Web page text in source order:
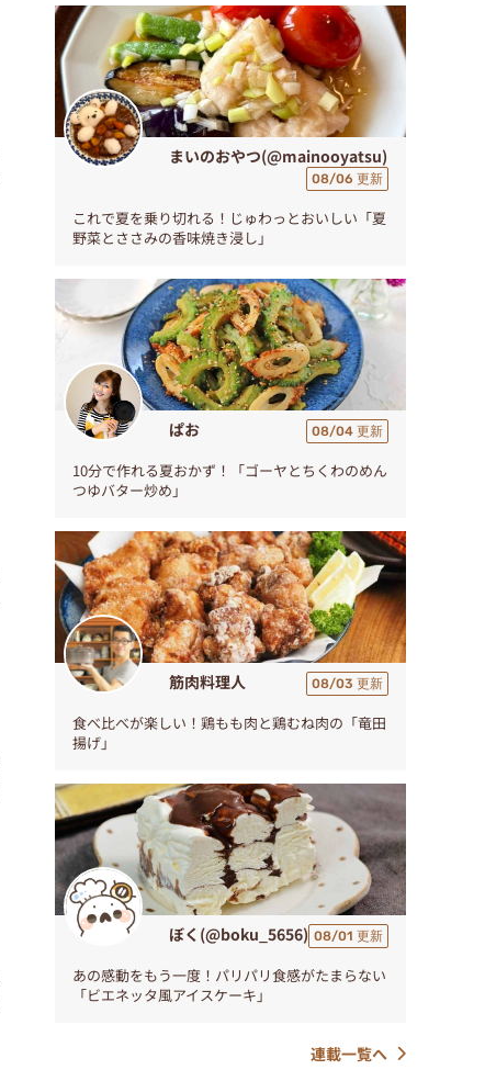
まいのおやつ(@mainooyatsu)
08/06 更新
これで夏を乗り切れる！じゅわっとおいしい「夏
野菜とささみの香味焼き浸し」
ぱお 08/04 更新
10分で作れる夏おかず！「ゴーヤとちくわのめん
つゆバター炒め」
筋肉料理人 08/03 更新
食べ比べが楽しい！鶏もも肉と鶏むね肉の「竜田
揚げ」
ぼく(@boku_5656) 08/01 更新
あの感動をもう一度！パリパリ食感がたまらない
「ビエネッタ風アイスケーキ」
連載一覧へ